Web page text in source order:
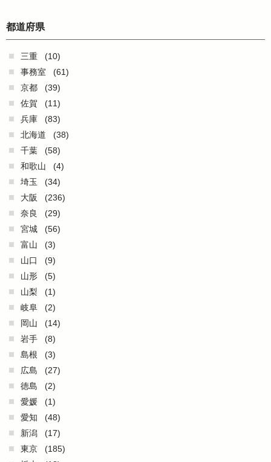
都道府県
三重
(10)
事務室
(61)
京都
(39)
佐賀
(11)
兵庫
(83)
北海道
(38)
千葉
(58)
和歌山
(4)
埼玉
(34)
大阪
(236)
奈良
(29)
宮城
(56)
富山
(3)
山口
(9)
山形
(5)
山梨
(1)
岐阜
(2)
岡山
(14)
岩手
(8)
島根
(3)
広島
(27)
徳島
(2)
愛媛
(1)
愛知
(48)
新潟
(17)
東京
(185)